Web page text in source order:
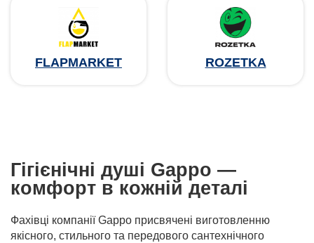
FLAPMARKET ROZETKA
Гігієнічні душі Gappo —
комфорт в кожній деталі
Фахівці компанії Gappo присвячені виготовленню
якісного, стильного та передового сантехнічного